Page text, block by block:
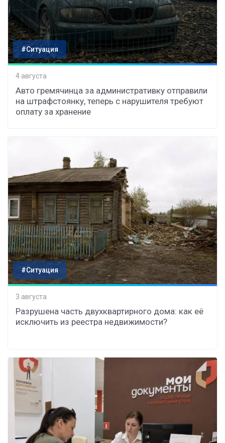
#Ситуация
4 августа
Авто гремячинца за административку отправили
на штрафстоянку, теперь с нарушителя требуют
оплату за хранение
#Ситуация
3 августа
Разрушена часть двухквартирного дома: как её
исключить из реестра недвижимости?